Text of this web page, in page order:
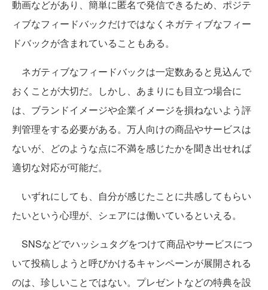
動画などがあり、簡単に匿名で発信できるため、ポジテ
ィブなフィードバックだけではなくネガティブなフィー
ドバックが含まれていることもある。
ネガティブなフィードバックは一定数あると見込んで
おくことが大切だ。しかし、あまりにも目立つ場合に
は、ブランドイメージや企業イメージを損ねないよう評
判管理をする必要がある。万人向けの商品やサービスは
ないが、どのような点に不満を感じたかを聞き出せれば
適切な対応が可能だ。
いずれにしても、自分が感じたことに共感してもらい
たいという心理が、シェアには働いているといえる。
SNSなどでハッシュタグをつけて商品やサービスにつ
いて投稿しようと呼びかけるキャンペーンが展開される
のは、珍しいことではない。プレゼントなどの特典を設